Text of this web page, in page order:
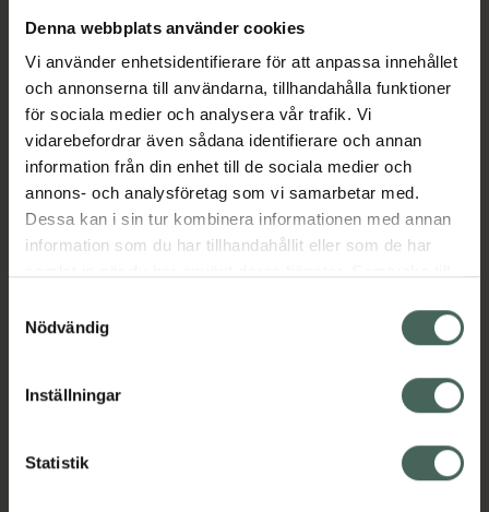
Denna webbplats använder cookies
Vi använder enhetsidentifierare för att anpassa innehållet
och annonserna till användarna, tillhandahålla funktioner
för sociala medier och analysera vår trafik. Vi
vidarebefordrar även sådana identifierare och annan
information från din enhet till de sociala medier och
annons- och analysföretag som vi samarbetar med.
Dessa kan i sin tur kombinera informationen med annan
information som du har tillhandahållit eller som de har
återkalla ditt samtycke via webbplatsens
cookieinställningar. Ett återkallat samtycke påverkar inte
lagligheten av behandling som skett innan återkallelsen.
Nödvändig
Inställningar
Statistik
små barn.
N-acetylcystein (NAC) är en form av den
icke-essentiella aminosyran cystein. Det är en
svavelhaltig aminosyra som fungerar som en
stabilisator för bildandet av proteinstrukturer
och är också nödvändig för bildandet av
glutation. Molybden och selen är viktiga
spårmineraler som underlättar produktionen
EAN:00733739000859
Kost och hälsa Kosttillskott
Visa